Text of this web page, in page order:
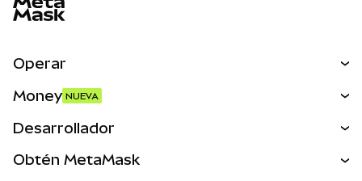
Operar
Activos del mundo real
Money NUEVA
Desarrollador
Obtén MetaMask